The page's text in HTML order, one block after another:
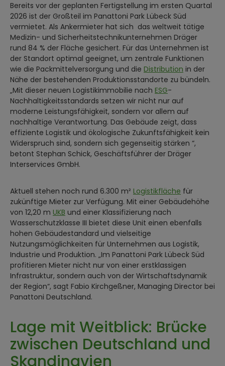
Bereits vor der geplanten Fertigstellung im ersten Quartal
2026 ist der Großteil im Panattoni Park Lübeck Süd
vermietet. Als Ankermieter hat sich das weltweit tätige
Medizin- und Sicherheitstechnikunternehmen Dräger
rund 84 % der Fläche gesichert. Für das Unternehmen ist
der Standort optimal geeignet, um zentrale Funktionen
wie die Packmittelversorgung und die Distribution in der
Nähe der bestehenden Produktionsstandorte zu bündeln.
„Mit dieser neuen Logistikimmobilie nach ESG-
Nachhaltigkeitsstandards setzen wir nicht nur auf
moderne Leistungsfähigkeit, sondern vor allem auf
nachhaltige Verantwortung. Das Gebäude zeigt, dass
effiziente Logistik und ökologische Zukunftsfähigkeit kein
Widerspruch sind, sondern sich gegenseitig stärken “,
betont Stephan Schick, Geschäftsführer der Dräger
Interservices GmbH.
Aktuell stehen noch rund 6.300 m² Logistikfläche für
zukünftige Mieter zur Verfügung. Mit einer Gebäudehöhe
von 12,20 m UKB und einer Klassifizierung nach
Wasserschutzklasse III bietet diese Unit einen ebenfalls
hohen Gebäudestandard und vielseitige
Nutzungsmöglichkeiten für Unternehmen aus Logistik,
Industrie und Produktion. „Im Panattoni Park Lübeck Süd
profitieren Mieter nicht nur von einer erstklassigen
Infrastruktur, sondern auch von der Wirtschaftsdynamik
der Region“, sagt Fabio Kirchgeßner, Managing Director bei
Panattoni Deutschland.
Lage mit Weitblick: Brücke
zwischen Deutschland und
Skandinavien